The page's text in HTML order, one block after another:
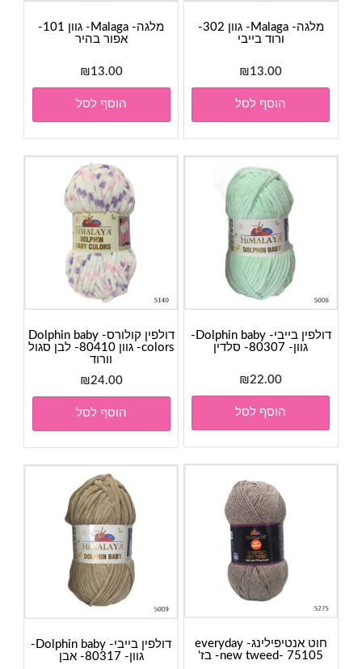
מלגה- Malaga- גוון 302-
ורוד בייבי
₪13.00
הוסף לסל
מלגה- Malaga- גוון 101-
אפור בהיר
₪13.00
הוסף לסל
דולפין בייבי- Dolphin baby-
גוון- 80307- סלדין
₪22.00
הוסף לסל
דולפין קולורס- Dolphin baby
colors- גוון 80410- לבן סגול
וורוד
₪24.00
הוסף לסל
חוט אנטיפילינג- everyday
new tweed- 75105- בז'
דולפין בייבי- Dolphin baby-
גוון- 80317- אבן